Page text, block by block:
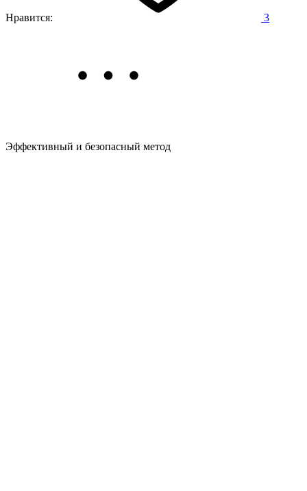
Нравится: 3
Эффективный и безопасный метод